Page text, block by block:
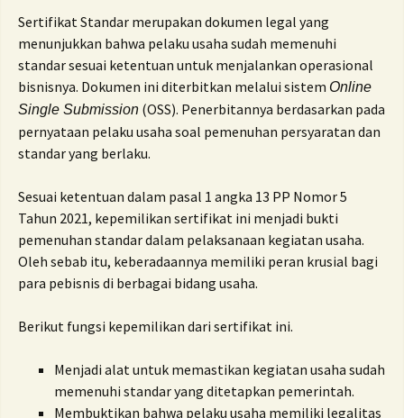
Sertifikat Standar merupakan dokumen legal yang
menunjukkan bahwa pelaku usaha sudah memenuhi
standar sesuai ketentuan untuk menjalankan operasional
bisnisnya. Dokumen ini diterbitkan melalui sistem Online
Single Submission (OSS). Penerbitannya berdasarkan pada
pernyataan pelaku usaha soal pemenuhan persyaratan dan
standar yang berlaku.
Sesuai ketentuan dalam pasal 1 angka 13 PP Nomor 5
Tahun 2021, kepemilikan sertifikat ini menjadi bukti
pemenuhan standar dalam pelaksanaan kegiatan usaha.
Oleh sebab itu, keberadaannya memiliki peran krusial bagi
para pebisnis di berbagai bidang usaha.
Berikut fungsi kepemilikan dari sertifikat ini.
Menjadi alat untuk memastikan kegiatan usaha sudah
memenuhi standar yang ditetapkan pemerintah.
Membuktikan bahwa pelaku usaha memiliki legalitas